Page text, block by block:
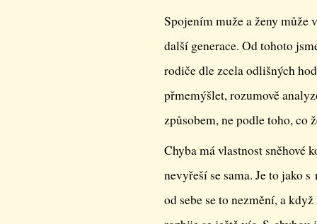
Spojením muže a ženy
další generace. Od tohoto
rodiče dle zcela odlišných
přmemýšlet, rozumově
způsobem, ne podle toho, co
Chyba má vlastnost sněhové
nevyřeší se sama. Je to jako
od sebe se to nezmění, a